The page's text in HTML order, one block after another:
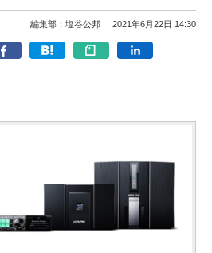
編集部：塩谷公邦 2021年6月22日 14:30